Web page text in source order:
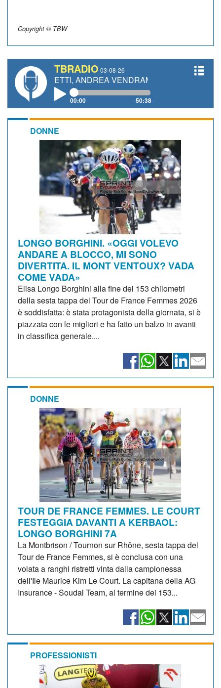
Copyright © TBW
TBRADIO 03-08-26
ANDREA VENDRAME, FILIPPO FIORELLI
00:00 50:38
DONNE
LONGO BORGHINI. «OGGI VOLEVO
ANDARE A BLOCCO, MI SONO
DIVERTITA. IL MONT VENTOUX? VADA
COME VADA»
Elisa Longo Borghini alla fine dei 153 chilometri
della sesta tappa del Tour de France Femmes 2026
è soddisfatta: è stata protagonista della giornata, si è
piazzata con le migliori e ha fatto un balzo in avanti
in classifica generale....
DONNE
TOUR DE FRANCE FEMMES. LE COURT
FESTEGGIA DAVANTI A KERBAOL:
LONGO BORGHINI 7A
La Montbrison / Tournon sur Rhône, sesta tappa del
Tour de France Femmes, si è conclusa con una
volata a ranghi ristretti vinta dalla campionessa
dell'Ile Maurice Kim Le Court. La capitana della AG
Insurance - Soudal Team, al termine dei 153...
PROFESSIONISTI